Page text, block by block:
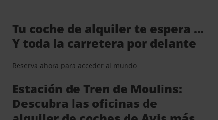
Tu coche de alquiler te espera …
Y toda la carretera por delante
Reserva ahora para acceder al mundo.
Estación de Tren de Moulins:
Descubra las oficinas de